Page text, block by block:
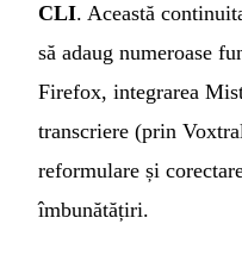
CLI. Această
să adaug numeroase
Firefox, integrarea
transcriere (prin
reformulare și
îmbunătățiri.